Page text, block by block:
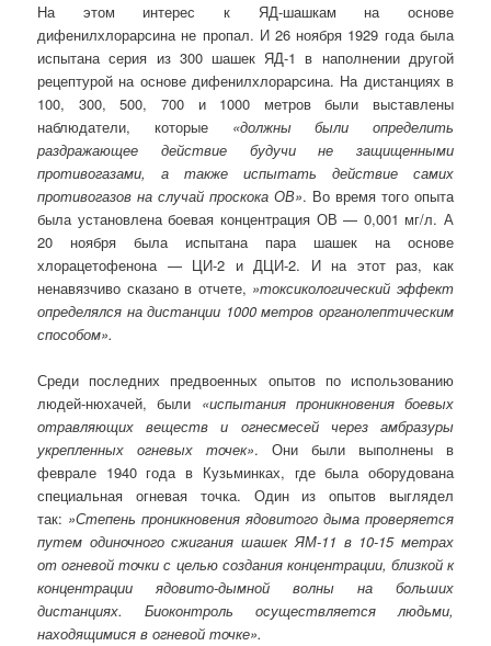
На этом интерес к ЯД-шашкам на основе
дифенилхлорарсина не пропал. И 26 ноября 1929 года была
испытана серия из 300 шашек ЯД-1 в наполнении другой
рецептурой на основе дифенилхлорарсина. На дистанциях в
100, 300, 500, 700 и 1000 метров были выставлены
наблюдатели, которые «должны были определить
раздражающее действие будучи не защищенными
противогазами, а также испытать действие самих
противогазов на случай проскока ОВ». Во время того опыта
была установлена боевая концентрация ОВ — 0,001 мг/л. А
20 ноября была испытана пара шашек на основе
хлорацетофенона — ЦИ-2 и ДЦИ-2. И на этот раз, как
ненавязчиво сказано в отчете, »токсикологический эффект
определялся на дистанции 1000 метров органолептическим
способом».
Среди последних предвоенных опытов по использованию
людей-нюхачей, были «испытания проникновения боевых
отравляющих веществ и огнесмесей через амбразуры
укрепленных огневых точек». Они были выполнены в
феврале 1940 года в Кузьминках, где была оборудована
специальная огневая точка. Один из опытов выглядел
так: »Степень проникновения ядовитого дыма проверяется
путем одиночного сжигания шашек ЯМ-11 в 10-15 метрах
от огневой точки с целью создания концентрации, близкой к
концентрации ядовито-дымной волны на больших
дистанциях. Биоконтроль осуществляется людьми,
находящимися в огневой точке».